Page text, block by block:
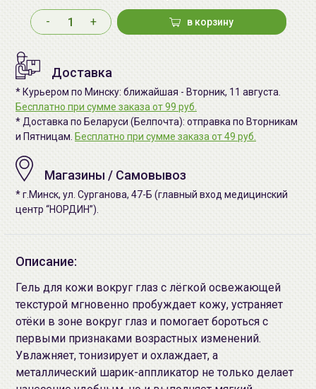
- + в корзину
Доставка
* Курьером по Минску: ближайшая - Вторник, 11 августа.
Бесплатно при сумме заказа от 99 руб.
* Доставка по Беларуси (Белпочта): отправка по Вторникам
и Пятницам. Бесплатно при сумме заказа от 49 руб.
Магазины / Самовывоз
* г.Минск, ул. Сурганова, 47-Б (главный вход медицинский
центр “НОРДИН”).
Описание:
Гель для кожи вокруг глаз с лёгкой освежающей
текстурой мгновенно пробуждает кожу, устраняет
отёки в зоне вокруг глаз и помогает бороться с
первыми признаками возрастных изменений.
Увлажняет, тонизирует и охлаждает, а
металлический шарик-аппликатор не только делает